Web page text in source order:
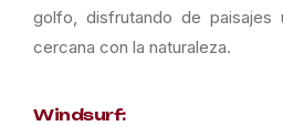
golfo, disfrutando de paisajes
cercana con la naturaleza.
Windsurf: